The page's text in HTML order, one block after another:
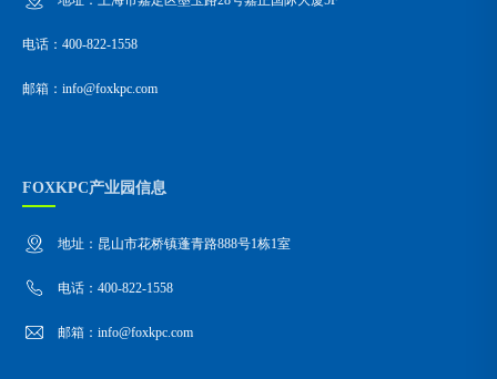
电话：400-822-1558
邮箱：info@foxkpc.com
FOXKPC产业园信息
地址：昆山市花桥镇蓬青路888号1栋1室
电话：400-822-1558
邮箱：info@foxkpc.com